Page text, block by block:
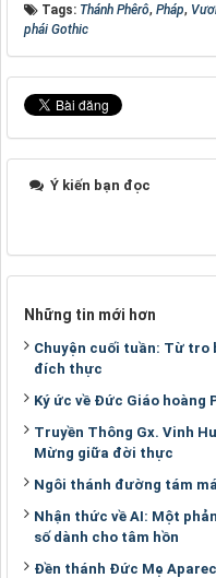
Tags: Thánh Phêrô, Pháp,
phái Gothic
Ý kiến bạn đọc
Những tin mới hơn
Chuyện cuối tuần: Từ tro
đích thực
Ký ức về Đức Giáo hoàng
Truyền Thông Gx. Vinh
Mừng giữa đời thực
Ngôi thánh đường tám
Nhận thức về AI: Một
số dành cho tâm hồn
Đền thánh Đức Mẹ